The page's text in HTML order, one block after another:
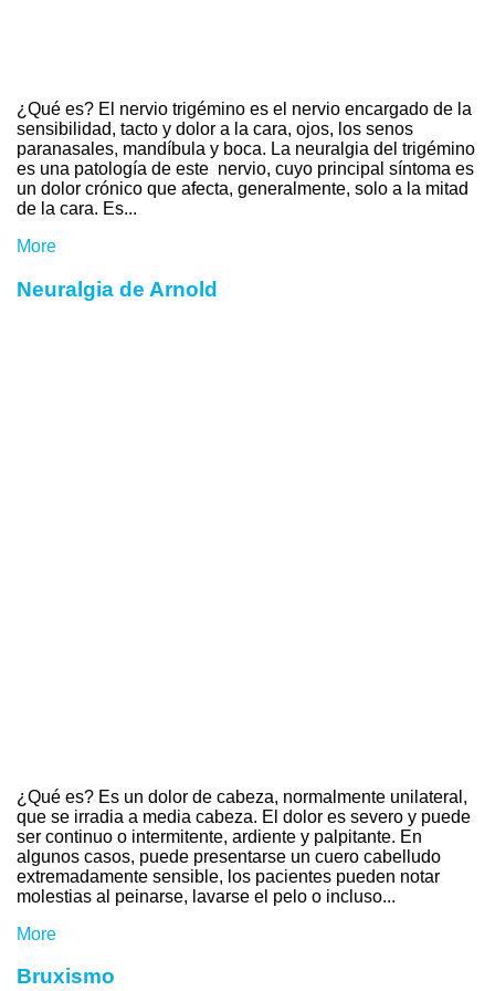
¿Qué es? El nervio trigémino es el nervio encargado de la
sensibilidad, tacto y dolor a la cara, ojos, los senos
paranasales, mandíbula y boca. La neuralgia del trigémino
es una patología de este nervio, cuyo principal síntoma es
un dolor crónico que afecta, generalmente, solo a la mitad
de la cara. Es...
More
Neuralgia de Arnold
¿Qué es? Es un dolor de cabeza, normalmente unilateral,
que se irradia a media cabeza. El dolor es severo y puede
ser continuo o intermitente, ardiente y palpitante. En
algunos casos, puede presentarse un cuero cabelludo
extremadamente sensible, los pacientes pueden notar
molestias al peinarse, lavarse el pelo o incluso...
More
Bruxismo